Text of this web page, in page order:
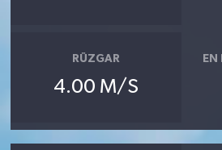
RÜZGAR
4.00 M/S
EN